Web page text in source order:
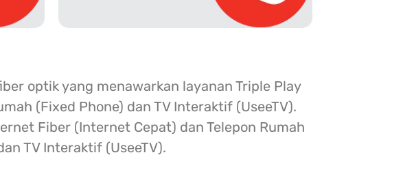
optik yang menawarkan layanan Triple Play
(Fixed Phone) dan TV Interaktif (UseeTV).
Fiber (Internet Cepat) dan Telepon Rumah
TV Interaktif (UseeTV).